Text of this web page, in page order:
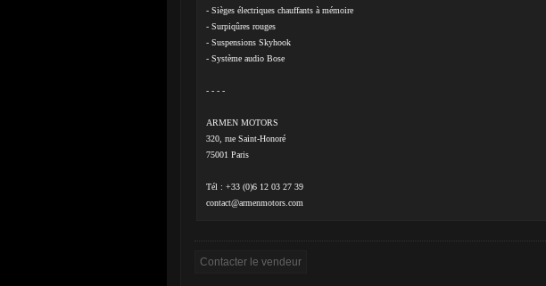
- Sièges électriques chauffants à mémoire
- Surpiqûres rouges
- Suspensions Skyhook
- Système audio Bose
- - - -
ARMEN MOTORS
320, rue Saint-Honoré
75001 Paris
Tél : +33 (0)6 12 03 27 39
contact@armenmotors.com